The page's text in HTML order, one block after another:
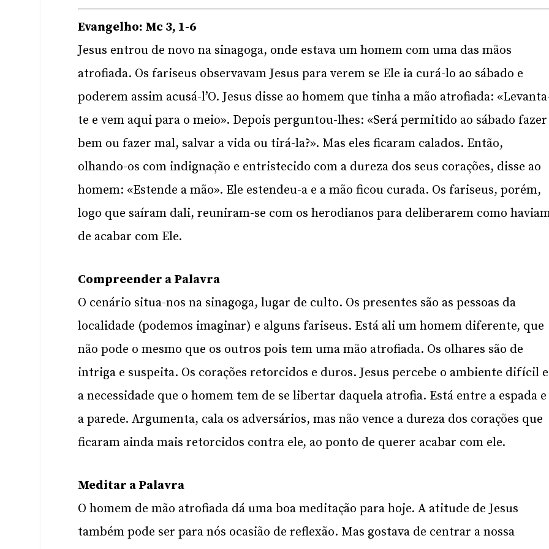
Evangelho: Mc 3, 1-6
Jesus entrou de novo na sinagoga, onde estava um homem com uma das mãos
atrofiada. Os fariseus observavam Jesus para verem se Ele ia curá-lo ao sábado e
poderem assim acusá-l’O. Jesus disse ao homem que tinha a mão atrofiada:
te e vem aqui para o meio». Depois perguntou-lhes: «Será permitido ao sábado fazer
bem ou fazer mal, salvar a vida ou tirá-la?». Mas eles ficaram calados. Então,
olhando-os com indignação e entristecido com a dureza dos seus corações, disse ao
homem: «Estende a mão». Ele estendeu-a e a mão ficou curada. Os fariseus, porém,
logo que saíram dali, reuniram-se com os herodianos para deliberarem como
de acabar com Ele.
Compreender a Palavra
O cenário situa-nos na sinagoga, lugar de culto. Os presentes são as pessoas da
localidade (podemos imaginar) e alguns fariseus. Está ali um homem diferente, que
não pode o mesmo que os outros pois tem uma mão atrofiada. Os olhares são de
intriga e suspeita. Os corações retorcidos e duros. Jesus percebe o ambiente difícil e
a necessidade que o homem tem de se libertar daquela atrofia. Está entre a espada e
a parede. Argumenta, cala os adversários, mas não vence a dureza dos corações que
ficaram ainda mais retorcidos contra ele, ao ponto de querer acabar com ele.
Meditar a Palavra
O homem de mão atrofiada dá uma boa meditação para hoje. A atitude de Jesus
também pode ser para nós ocasião de reflexão. Mas gostava de centrar a nossa